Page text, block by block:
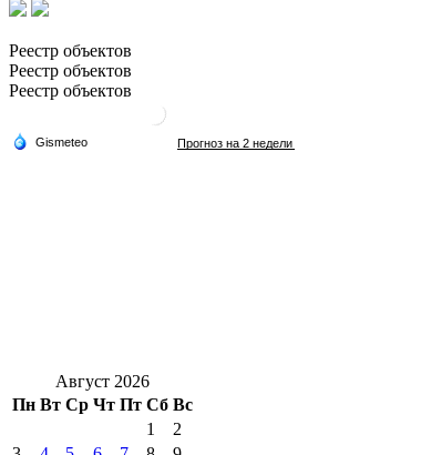
Реестр объектов
Реестр объектов
Реестр объектов
Август 2026
Пн Вт Ср Чт Пт Сб Вс
1
2